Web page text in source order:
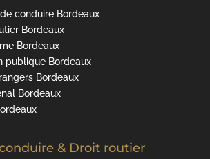
conduire Bordeaux
Bordeaux
Bordeaux
publique Bordeaux
Bordeaux
Bordeaux
& Droit routier